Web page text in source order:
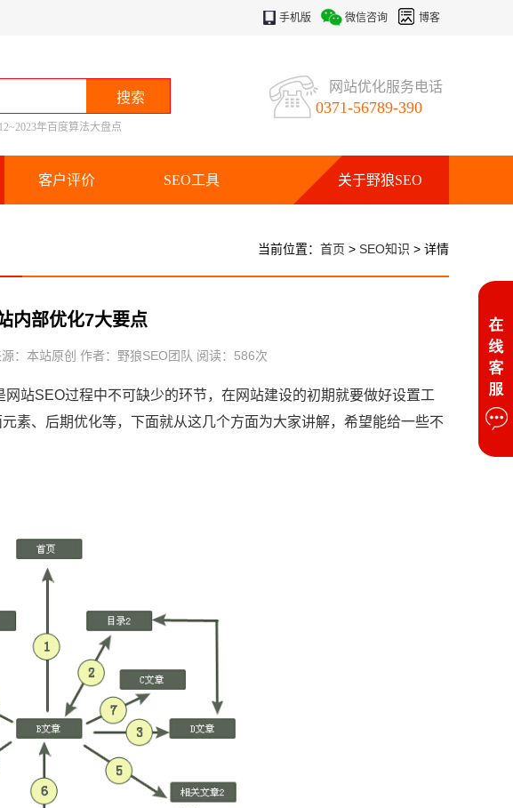
手机版 微信咨询 博客
年百度算法大盘点
网站优化服务电话
0371-56789-390
客户评价 SEO工具 关于野狼SEO
当前位置： 首页 > SEO知识 > 详情
内部优化7大要点
：本站原创 作者：野狼SEO团队 阅读： 586次
SEO过程中不可缺少的环节，在网站建设的初期就要做好设置工
素、后期优化等，下面就从这几个方面为大家讲解，希望能给一些不